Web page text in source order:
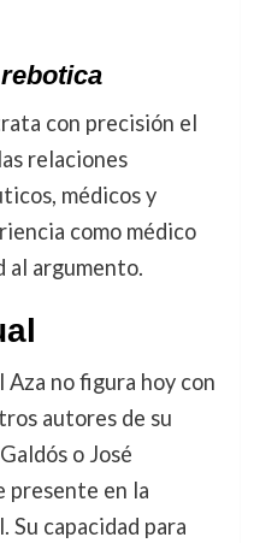
con precisión el
relaciones
médicos y
como médico
al argumento.
no figura hoy con
autores de su
o José
presente en la
capacidad para